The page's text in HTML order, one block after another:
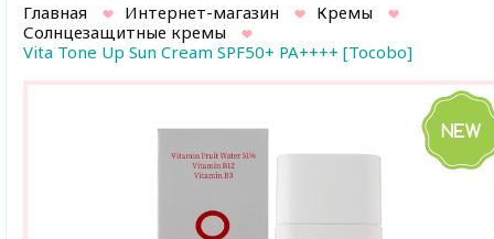
Главная Интернет-магазин
Кремы
Солнцезащитные кремы
Vita Tone Up Sun Cream SPF50+ PA++++ [Tocobo]